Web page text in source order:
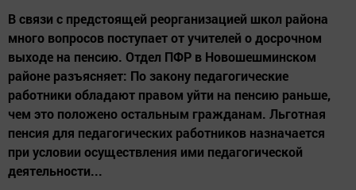
В связи с предстоящей реорганизацией школ района
много вопросов поступает от учителей о досрочном
выходе на пенсию. Отдел ПФР в Новошешминском
районе разъясняет: По закону педагогические
работники обладают правом уйти на пенсию раньше,
чем это положено остальным гражданам. Льготная
пенсия для педагогических работников назначается
при условии осуществления ими педагогической
деятельности...